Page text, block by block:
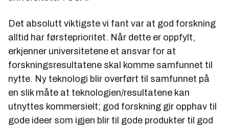
Det absolutt viktigste vi fant var at god forskning
alltid har førsteprioritet. Når dette er oppfylt,
erkjenner universitetene et ansvar for at
forskningsresultatene skal komme samfunnet til
nytte. Ny teknologi blir overført til samfunnet på
en slik måte at teknologien/resultatene kan
utnyttes kommersielt; god forskning gir opphav til
gode ideer som igjen blir til gode produkter til god